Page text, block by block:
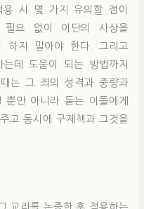
용 시 몇 가지 유의할 점이
요 없이 이단의 사상을
하지 말아야 한다. 그리고
데 도움이 되는 방법까지
는 그 죄의 성격과 중량과
만 아니라 듣는 이들에게
고 동시에 구제책과 그것을
교리를 논증한 후 적용하는